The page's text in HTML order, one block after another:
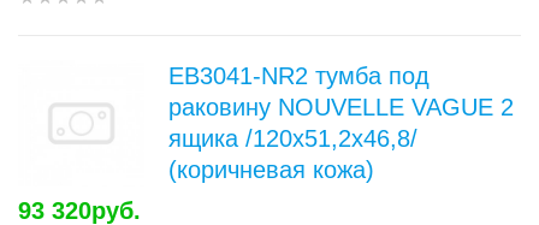
EB3041-NR2 тумба под
раковину NOUVELLE VAGUE 2
ящика /120x51,2x46,8/
(коричневая кожа)
93 320руб.